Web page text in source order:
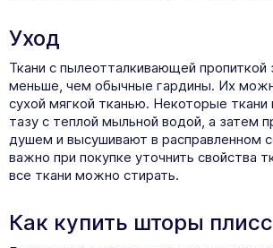
Уход
Ткани с пылеотталкивающей пропиткой
меньше, чем обычные гардины. Их
сухой мягкой тканью. Некоторые
тазу с теплой мыльной водой, а затем
душем и высушивают в расправленном
важно при покупке уточнить свойства
все ткани можно стирать.
Как купить шторы